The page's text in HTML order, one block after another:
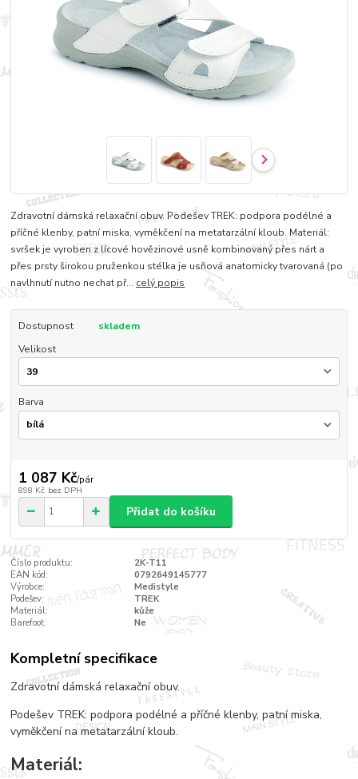
Zdravotní dámská relaxační obuv. Podešev TREK: podpora podélné a
příčné klenby, patní miska, vyměkčení na metatarzální kloub. Materiál:
svršek je vyroben z lícové hovězinové usně kombinovaný přes nárt a
přes prsty širokou pruženkou stélka je usňová anatomicky tvarovaná (po
navlhnutí nutno nechat př... celý popis
Dostupnost
skladem
Velikost
Barva
1 087 Kč/pár
898 Kč bez DPH
Přidat do košíku
Číslo produktu:
2K-T11
EAN kód:
0792649145777
Výrobce:
Medistyle
Podešev:
TREK
Materiál:
kůže
Barefoot:
Ne
Kompletní specifikace
Zdravotní dámská relaxační obuv.
Podešev TREK: podpora podélné a příčné klenby, patní miska,
vyměkčení na metatarzální kloub.
Materiál: